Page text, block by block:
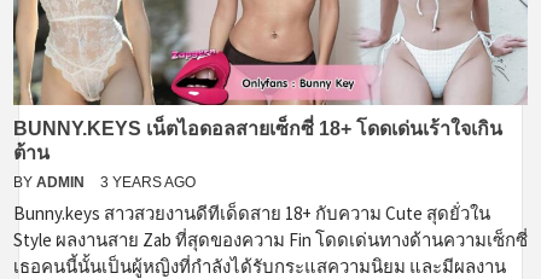
BUNNY.KEYS เน็ตไอดอลสายเซ็กซี่ 18+ โดดเด่นเร้าใจเกิน
ต้าน
BY ADMIN 3 YEARS AGO
Bunny.keys สาวสวยงานดีทีเด็ดสาย 18+ กับความ Cute สุดยั่วใน
Style ผลงานสาย Zab ที่สุดของความ Fin โดดเด่นทางด้านความเซ็กซี่
เธอคนนี้นั้นเป็นผู้หญิงที่กำลังได้รับกระแสความนิยม และมีผลงาน